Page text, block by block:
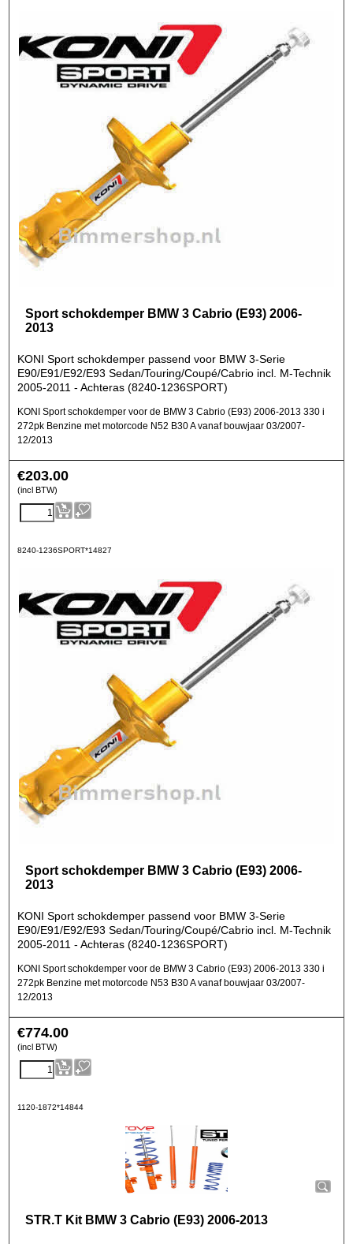
Sport schokdemper BMW 3 Cabrio (E93) 2006-
2013
KONI Sport schokdemper passend voor BMW 3-Serie
E90/E91/E92/E93 Sedan/Touring/Coupé/Cabrio incl. M-Technik
2005-2011 - Achteras (8240-1236SPORT)
KONI Sport schokdemper voor de BMW 3 Cabrio (E93) 2006-2013 330 i
272pk Benzine met motorcode N52 B30 A vanaf bouwjaar 03/2007-
12/2013
€203.00
(incl BTW)
8240-1236SPORT*14827
Sport schokdemper BMW 3 Cabrio (E93) 2006-
2013
KONI Sport schokdemper passend voor BMW 3-Serie
E90/E91/E92/E93 Sedan/Touring/Coupé/Cabrio incl. M-Technik
2005-2011 - Achteras (8240-1236SPORT)
KONI Sport schokdemper voor de BMW 3 Cabrio (E93) 2006-2013 330 i
272pk Benzine met motorcode N53 B30 A vanaf bouwjaar 03/2007-
12/2013
€774.00
(incl BTW)
1120-1872*14844
STR.T Kit BMW 3 Cabrio (E93) 2006-2013